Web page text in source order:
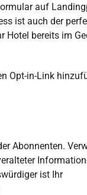
auf
ist auch der
Hotel bereits im
Opt-in-Link
Abonnenten.
ist Ihr